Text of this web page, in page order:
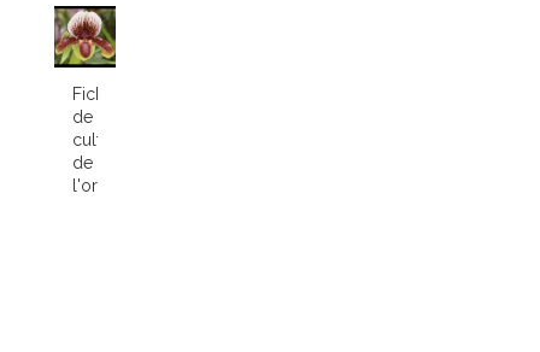
Fiche
de
culture
de
l'orchidée...